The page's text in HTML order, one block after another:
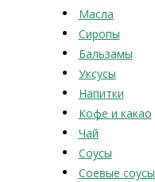
Масла
Сиропы
Бальзамы
Уксусы
Напитки
Кофе и какао
Чай
Соусы
Соевые соусы